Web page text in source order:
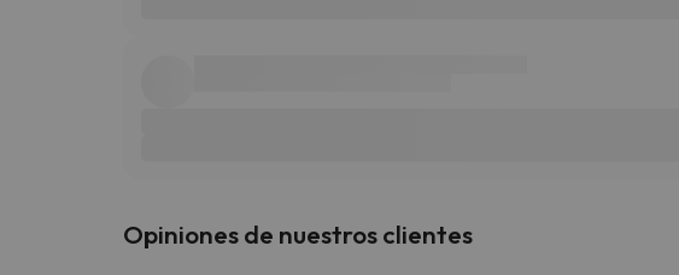
Opiniones de nuestros clientes